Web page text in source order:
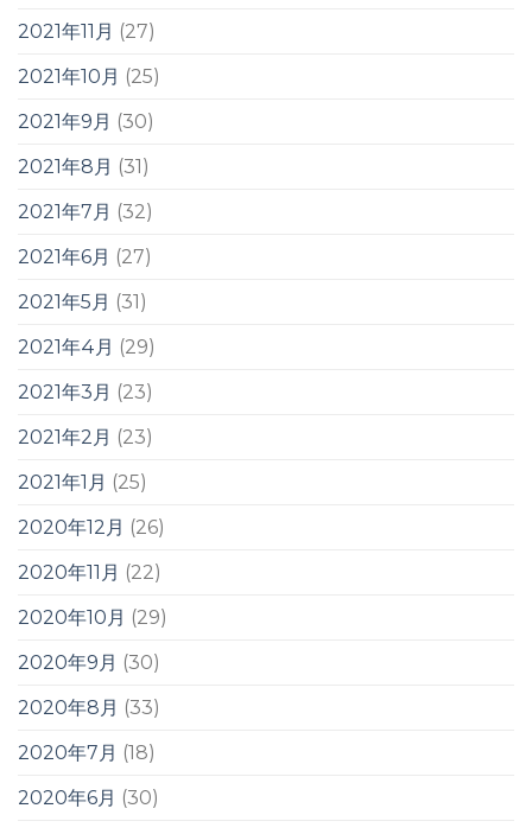
2021年11月 (27)
2021年10月 (25)
2021年9月 (30)
2021年8月 (31)
2021年7月 (32)
2021年6月 (27)
2021年5月 (31)
2021年4月 (29)
2021年3月 (23)
2021年2月 (23)
2021年1月 (25)
2020年12月 (26)
2020年11月 (22)
2020年10月 (29)
2020年9月 (30)
2020年8月 (33)
2020年7月 (18)
2020年6月 (30)